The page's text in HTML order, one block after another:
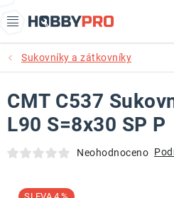
na
AKCE
PRODUKTY
PRODUKTY RECORD POWER
Sukovníky a zátkovníky
CMT C537
L90 S=8x30 SP P
Neohodnoceno